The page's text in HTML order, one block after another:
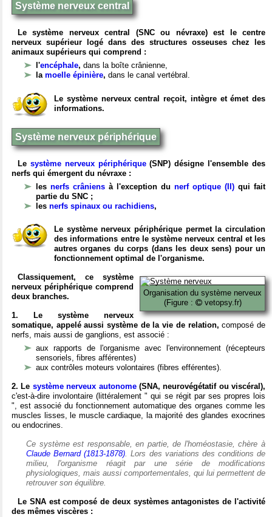
Système nerveux central
Le système nerveux central (SNC ou névraxe) est le centre
nerveux supérieur logé dans des structures osseuses chez les
animaux supérieurs qui comprend :
l'encéphale, dans la boîte crânienne,
la moelle épinière, dans le canal vertébral.
Le système nerveux central reçoit, intègre et émet des
informations.
Système nerveux périphérique
Le système nerveux périphérique(SNP) désigne l'ensemble des
nerfs qui émergent du névraxe :
les nerfs crâniens à l'exception du nerf optique (II) qui fait
partie du SNC ;
les nerfs spinaux ou rachidiens,
Le système nerveux périphérique permet la circulation
des informations entre le système nerveux central et les
autres organes du corps (dans les deux sens) pour un
fonctionnement optimal de l'organisme.
Organisation du système nerveux
(Figure :
vetopsy.fr)
Classiquement, ce système
nerveux périphérique comprend
deux branches.
1. Le système nerveux
somatique, appelé aussi système de la vie de relation, composé de
nerfs, mais aussi de ganglions, est associé :
aux rapports de l'organisme avec l'environnement (récepteurs
sensoriels, fibres afférentes)
aux contrôles moteurs volontaires (fibres efférentes).
2. Le système nerveux autonome(SNA, neurovégétatif ou viscéral),
c'est-à-dire involontaire (littéralement " qui se régit par ses propres lois
", est associé du fonctionnement automatique des organes comme les
muscles lisses, le muscle cardiaque, la majorité des glandes exocrines
ou endocrines.
Ce système est responsable, en partie, de l'homéostasie, chère à
Claude Bernard (1813-1878). Lors des variations des conditions de
milieu, l'organisme réagit par une série de modifications
physiologiques, mais aussi comportementales, qui lui permettent de
retrouver son équilibre.
Le SNA est composé de deux systèmes antagonistes de l'activité
des mêmes viscères :